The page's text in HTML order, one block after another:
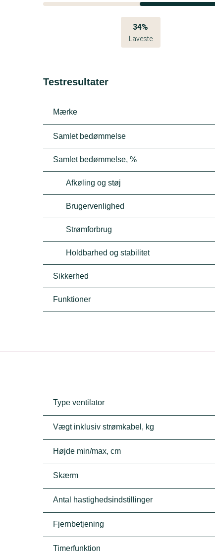
34%
Laveste
Testresultater
Mærke
Samlet bedømmelse
Samlet bedømmelse, %
Afkøling og støj
Brugervenlighed
Strømforbrug
Holdbarhed og stabilitet
Sikkerhed
Funktioner
Type ventilator
Vægt inklusiv strømkabel, kg
Højde min/max, cm
Skærm
Antal hastighedsindstillinger
Fjernbetjening
Timerfunktion